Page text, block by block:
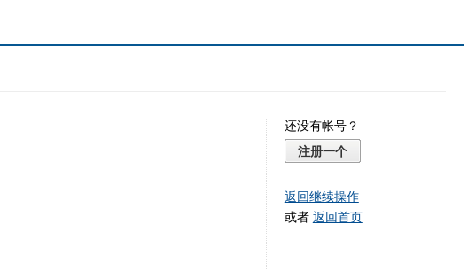
还没有帐号？
注册一个
返回继续操作
或者 返回首页